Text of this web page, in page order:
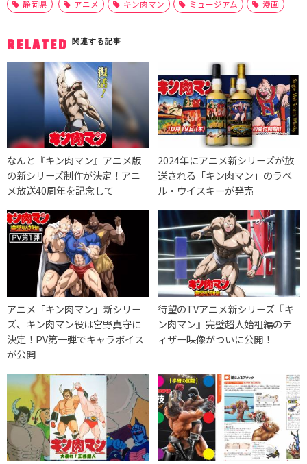
静岡県 アニメ キン肉マン ミュージアム 漫画
RELATED 関連する記事
なんと『キン肉マン』アニメ版
の新シリーズ制作が決定！アニ
メ放送40周年を記念して
2024年にアニメ新シリーズが放
送される「キン肉マン」のラベ
ル・ウイスキーが発売
アニメ「キン肉マン」新シリー
ズ、キン肉マン役は宮野真守に
決定！PV第一弾でキャラボイス
が公開
待望のTVアニメ新シリーズ『キ
ン肉マン』完璧超人始祖編のテ
ィザー映像がついに公開！